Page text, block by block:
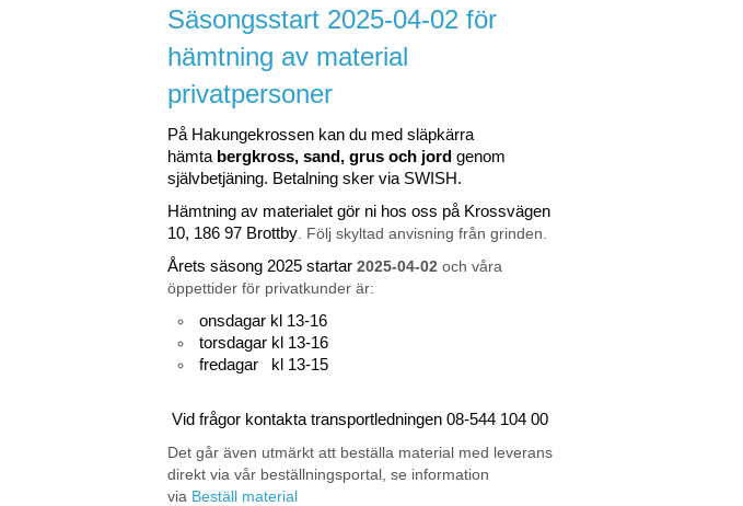
Säsongsstart 2025-04-02 för
hämtning av material
privatpersoner
På Hakungekrossen kan du med släpkärra
hämta bergkross, sand, grus och jord genom
självbetjäning. Betalning sker via SWISH.
Hämtning av materialet gör ni hos oss på Krossvägen
10, 186 97 Brottby . Följ skyltad anvisning från grinden.
Årets säsong 2025 startar 2025-04-02 och våra
öppettider för privatkunder är:
onsdagar kl 13-16
torsdagar kl 13-16
fredagar kl 13-15
Vid frågor kontakta transportledningen 08-544 104 00
Det går även utmärkt att beställa material med leverans
direkt via vår beställningsportal, se information
via Beställ material